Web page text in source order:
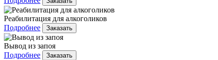
Реабилитация для алкоголиков
Подробнее
Заказать
Вывод из запоя
Подробнее
Заказать